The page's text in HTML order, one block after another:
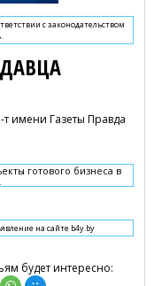
с законодательством
имени Газеты Правда
готового бизнеса в
на сайте b4y.by
будет интересно: